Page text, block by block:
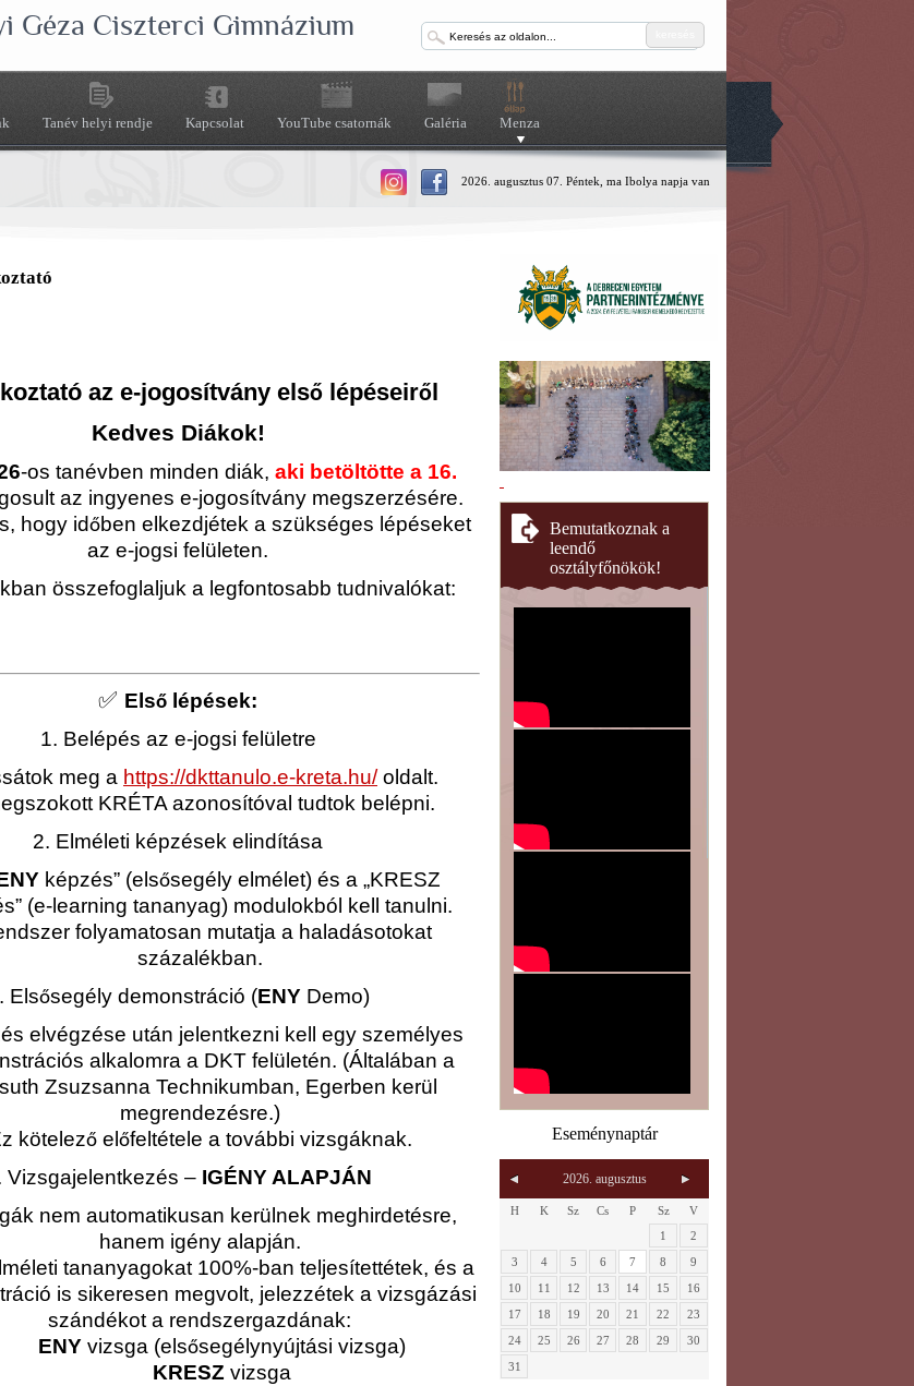
Géza Ciszterci Gimnázium
Tanév helyi rendje Kapcsolat YouTube csatornák Galéria Menza
2026. augusztus 07. Péntek, ma Ibolya napja van
az e-jogosítvány elsőlépéseiről
Kedves Diákok!
-os tanévben minden diák, aki betöltötte a 16.
az ingyenes e-jogosítvány megszerzésére.
hogy időben elkezdjétek a szükséges lépéseket
az e-jogsi felületen.
összefoglaljuk a legfontosabb tudnivalókat:
✅ Első lépések:
1. Belépés az e-jogsi felületre
meg a https://dkttanulo.e-kreta.hu/oldalt.
KRÉTA azonosítóval tudtok belépni.
2. Elméleti képzések elindítása
képzés” (elsősegély elmélet) és a „KRESZ
(e-learning tananyag) modulokból kell tanulni.
folyamatosan mutatja a haladásotokat
százalékban.
Elsősegély demonstráció (ENY Demo)
elvégzése után jelentkezni kell egy személyes
alkalomra a DKT felületén. (Általában a
Zsuzsanna Technikumban, Egerben kerül
megrendezésre.)
kötelezőel őfeltétele a további vizsgáknak.
Vizsgajelentkezés – IGÉNY ALAPJÁN
nem automatikusan kerülnek meghirdetésre,
hanem igény alapján.
tananyagokat 100%-ban teljesítettétek, és a
is sikeresen megvolt, jelezzétek a vizsgázási
szándékot a rendszergazdának:
ENY vizsga (elsősegélynyújtási vizsga)
KRESZ vizsga
Bemutatkoznak a
leendő
osztályfőnökök!
Eseménynaptár
2026. augusztus
H K Sz Cs P Sz
V
1
2
3
4 5 6 7 8
9
10
11 12 13 14 15
16
17
18 19 20 21 22
23
24
25 26 27 28 29
30
31